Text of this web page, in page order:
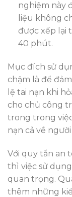
nghiệm này
liệu không
được xếp lại
40 phút.
Mục đích sử
chậm là để
lệ tai nạn khi
cho chủ công
trong trong
nạn cả về người
Với quy tắn an
thì việc sử
quan trọng.
thêm những